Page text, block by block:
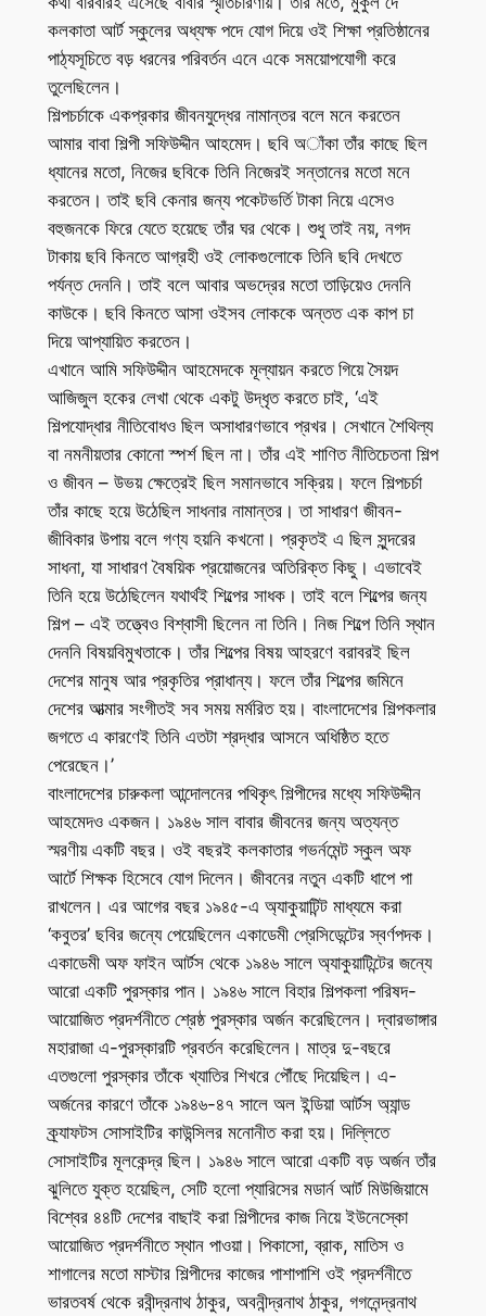
কলকাতা আর্ট স্কুলের অধ্যক্ষ পদে যোগ দিয়ে ওই শিক্ষা প্রতিষ্ঠানের
পাঠ্যসূচিতে বড় ধরনের পরিবর্তন এনে একে সময়োপযোগী করে
তুলেছিলেন।
শিল্পচর্চাকে একপ্রকার জীবনযুদ্ধের নামান্তর বলে মনে করতেন
আমার বাবা শিল্পী সফিউদ্দীন আহমেদ। ছবি অাঁকা তাঁর কাছে ছিল
ধ্যানের মতো, নিজের ছবিকে তিনি নিজেরই সন্তানের মতো মনে
করতেন। তাই ছবি কেনার জন্য পকেটভর্তি টাকা নিয়ে এসেও
বহুজনকে ফিরে যেতে হয়েছে তাঁর ঘর থেকে। শুধু তাই নয়, নগদ
টাকায় ছবি কিনতে আগ্রহী ওই লোকগুলোকে তিনি ছবি দেখতে
পর্যন্ত দেননি। তাই বলে আবার অভদ্রের মতো তাড়িয়েও দেননি
কাউকে। ছবি কিনতে আসা ওইসব লোককে অন্তত এক কাপ চা
দিয়ে আপ্যায়িত করতেন।
এখানে আমি সফিউদ্দীন আহমেদকে মূল্যায়ন করতে গিয়ে সৈয়দ
আজিজুল হকের লেখা থেকে একটু উদ্ধৃত করতে চাই, ‘এই
শিল্পযোদ্ধার নীতিবোধও ছিল অসাধারণভাবে প্রখর। সেখানে শৈথিল্য
বা নমনীয়তার কোনো স্পর্শ ছিল না। তাঁর এই শাণিত নীতিচেতনা শিল্প
ও জীবন – উভয় ক্ষেত্রেই ছিল সমানভাবে সক্রিয়। ফলে শিল্পচর্চা
তাঁর কাছে হয়ে উঠেছিল সাধনার নামান্তর। তা সাধারণ জীবন-
জীবিকার উপায় বলে গণ্য হয়নি কখনো। প্রকৃতই এ ছিল সুন্দরের
সাধনা, যা সাধারণ বৈষয়িক প্রয়োজনের অতিরিক্ত কিছু। এভাবেই
তিনি হয়ে উঠেছিলেন যথার্থই শিল্পের সাধক। তাই বলে শিল্পের জন্য
শিল্প – এই তত্ত্বেও বিশ্বাসী ছিলেন না তিনি। নিজ শিল্পে তিনি স্থান
দেননি বিষয়বিমুখতাকে। তাঁর শিল্পের বিষয় আহরণে বরাবরই ছিল
দেশের মানুষ আর প্রকৃতির প্রাধান্য। ফলে তাঁর শিল্পের জমিনে
দেশের আত্মার সংগীতই সব সময় মর্মরিত হয়। বাংলাদেশের শিল্পকলার
জগতে এ কারণেই তিনি এতটা শ্রদ্ধার আসনে অধিষ্ঠিত হতে
পেরেছেন।’
বাংলাদেশের চারুকলা আন্দোলনের পথিকৃৎ শিল্পীদের মধ্যে সফিউদ্দীন
আহমেদও একজন। ১৯৪৬ সাল বাবার জীবনের জন্য অত্যন্ত
স্মরণীয় একটি বছর। ওই বছরই কলকাতার গভর্নমেন্ট স্কুল অফ
আর্টে শিক্ষক হিসেবে যোগ দিলেন। জীবনের নতুন একটি ধাপে পা
রাখলেন। এর আগের বছর ১৯৪৫-এ অ্যাকুয়াটিন্ট মাধ্যমে করা
‘কবুতর’ ছবির জন্যে পেয়েছিলেন একাডেমী প্রেসিডেন্টের স্বর্ণপদক।
একাডেমী অফ ফাইন আর্টস থেকে ১৯৪৬ সালে অ্যাকুয়াটিন্টের জন্যে
আরো একটি পুরস্কার পান। ১৯৪৬ সালে বিহার শিল্পকলা পরিষদ-
আয়োজিত প্রদর্শনীতে শ্রেষ্ঠ পুরস্কার অর্জন করেছিলেন। দ্বারভাঙ্গার
মহারাজা এ-পুরস্কারটি প্রবর্তন করেছিলেন। মাত্র দু-বছরে
এতগুলো পুরস্কার তাঁকে খ্যাতির শিখরে পৌঁছে দিয়েছিল। এ-
অর্জনের কারণে তাঁকে ১৯৪৬-৪৭ সালে অল ইন্ডিয়া আর্টস অ্যান্ড
ক্র্যাফটস সোসাইটির কাউন্সিলর মনোনীত করা হয়। দিল্লিতে
সোসাইটির মূলকেন্দ্র ছিল। ১৯৪৬ সালে আরো একটি বড় অর্জন তাঁর
ঝুলিতে যুক্ত হয়েছিল, সেটি হলো প্যারিসের মডার্ন আর্ট মিউজিয়ামে
বিশ্বের ৪৪টি দেশের বাছাই করা শিল্পীদের কাজ নিয়ে ইউনেস্কো
আয়োজিত প্রদর্শনীতে স্থান পাওয়া। পিকাসো, ব্রাক, মাতিস ও
শাগালের মতো মাস্টার শিল্পীদের কাজের পাশাপাশি ওই প্রদর্শনীতে
ভারতবর্ষ থেকে রবীন্দ্রনাথ ঠাকুর, অবনীন্দ্রনাথ ঠাকুর, গগনেন্দ্রনাথ